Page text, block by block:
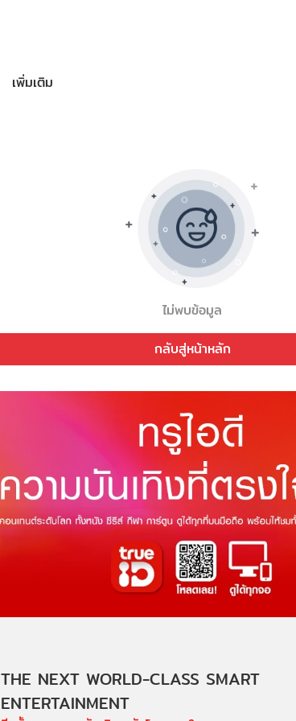
เพิ่มเติม
ไม่พบข้อมูล
กลับสู่หน้าหลัก
THE NEXT WORLD-CLASS SMART
ENTERTAINMENT